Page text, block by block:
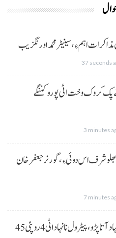
اہم ءِ،سینیٹر محمد اورنگزیب
37 seconds
پک کروک وخت اٹی پورو کننگے
3 minutes
بھلو شرف اس دوئی ءِ،گورنر جعفرخان
7 minutes
حکومت نا کنڈ آن پیٹرولیم نا پوسکن آ نہاد آتا پڑو،پیٹرول نا نہاد اٹی 4 روپئی 45